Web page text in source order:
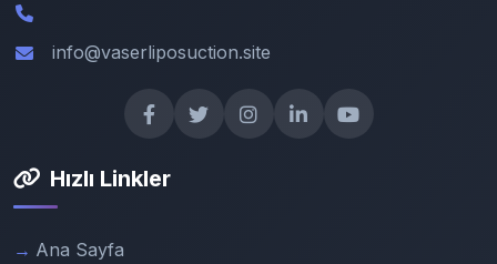
info@vaserliposuction.site
Hızlı Linkler
Ana Sayfa